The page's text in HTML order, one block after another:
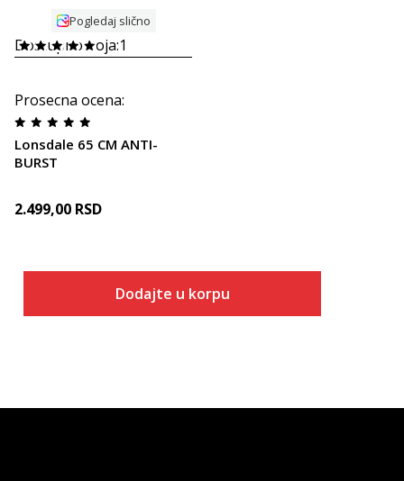
Pogledaj slično
Dostupno boja:1
Prosecna ocena:
Lonsdale 65 CM ANTI-
BURST
2.499,00 RSD
Dodajte u korpu